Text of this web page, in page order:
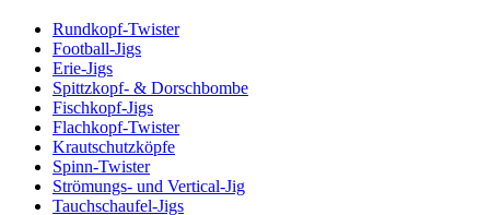
Rundkopf-Twister
Football-Jigs
Erie-Jigs
Spittzkopf- & Dorschbombe
Fischkopf-Jigs
Flachkopf-Twister
Krautschutzköpfe
Spinn-Twister
Strömungs- und Vertical-Jig
Tauchschaufel-Jigs